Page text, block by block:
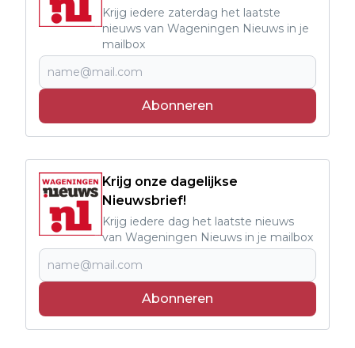
Krijg iedere zaterdag het laatste
nieuws van Wageningen Nieuws in je
mailbox
Abonneren
Krijg onze dagelijkse
Nieuwsbrief!
Krijg iedere dag het laatste nieuws
van Wageningen Nieuws in je mailbox
Abonneren